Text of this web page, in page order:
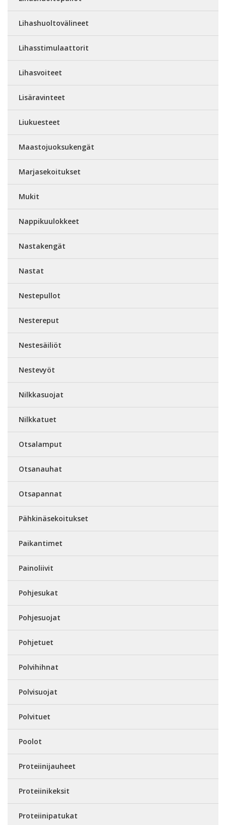
Lihashuoltovälineet
Lihasstimulaattorit
Lihasvoiteet
Lisäravinteet
Liukuesteet
Maastojuoksukengät
Marjasekoitukset
Mukit
Nappikuulokkeet
Nastakengät
Nastat
Nestepullot
Nestereput
Nestesäiliöt
Nestevyöt
Nilkkasuojat
Nilkkatuet
Otsalamput
Otsanauhat
Otsapannat
Pähkinäsekoitukset
Paikantimet
Painoliivit
Pohjesukat
Pohjesuojat
Pohjetuet
Polvihihnat
Polvisuojat
Polvituet
Poolot
Proteiinijauheet
Proteiinikeksit
Proteiinipatukat